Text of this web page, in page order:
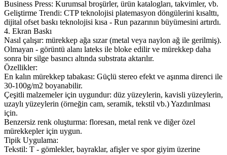
Business Press: Kurumsal broşürler, ürün katalogları, takvimler, vb.
Geliştirme Trendi: CTP teknolojisi platemasyon döngülerini kısalttı,
dijital ofset baskı teknolojisi kısa - Run pazarının büyümesini artırdı.
4. Ekran Baskı
Nasıl çalışır: mürekkep ağa sızar (metal veya naylon ağ ile gerilmiş).
Olmayan - görüntü alanı lateks ile bloke edilir ve mürekkep daha
sonra bir silge basıncı altında substrata aktarılır.
Özellikler:
En kalın mürekkep tabakası: Güçlü stereo efekt ve aşınma direnci ile
30-100g/m2 boyanabilir.
Çeşitli malzemeler için uygundur: düz yüzeylerin, kavisli yüzeylerin,
uzaylı yüzeylerin (örneğin cam, seramik, tekstil vb.) Yazdırılması
için.
Benzersiz renk oluşturma: floresan, metal renk ve diğer özel
mürekkepler için uygun.
Tipik Uygulama:
Tekstil: T - gömlekler, bayraklar, afişler ve spor giyim üzerine